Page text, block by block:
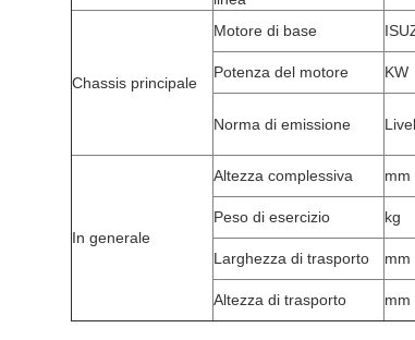
Chassis principale
Motore di base
Potenza del motore KW
Norma di emissione
In generale
Altezza complessiva mm
Peso di esercizio kg
Larghezza di trasporto mm
Altezza di trasporto mm